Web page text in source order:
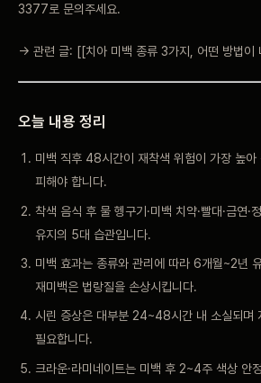
3377로 문의주세요.
→ 관련 글: [[치아 미백 종류 3가지, 어떤 방법이
오늘 내용 정리
미백 직후 48시간이 재착색 위험이 가장 높아
피해야 합니다.
착색 음식 후 물 헹구기·미백 치약·빨대·금연·
유지의 5대 습관입니다.
미백 효과는 종류와 관리에 따라 6개월~2년
재미백은 법랑질을 손상시킵니다.
시린 증상은 대부분 24~48시간 내 소실되며
필요합니다.
크라운·라미네이트는 미백 후 2~4주 색상 안